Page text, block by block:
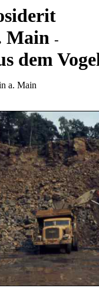
Main -
dem
a. Main